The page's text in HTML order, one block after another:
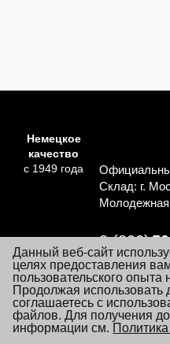
Немецкое
качество
с 1949 года
Склад: г.
8 (800)
Согласие на
Политика
Условия заказа
Посещая настоящий сайт
файлов «cookie»,
Данный веб-сайт
целях предоставления
пользовательского
Продолжая использовать
соглашаетесь с
файлов. Для получения
информации см.